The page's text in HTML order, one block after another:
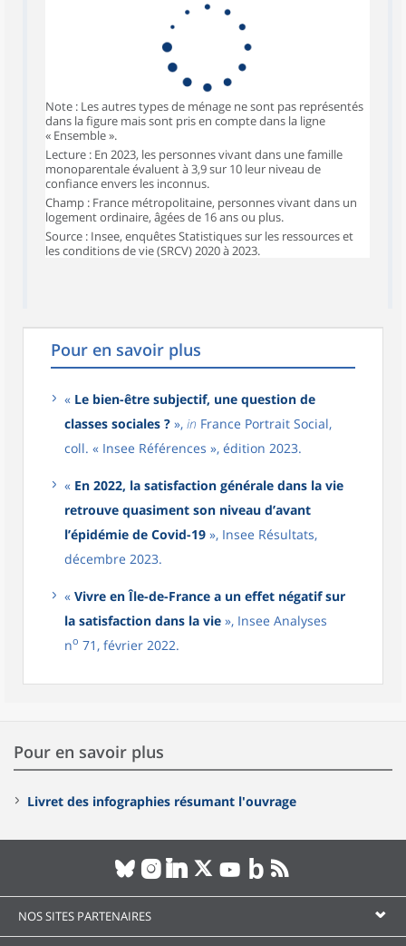
Note : Les autres types de ménage ne sont pas représentés
dans la figure mais sont pris en compte dans la ligne
« Ensemble ».
Lecture : En 2023, les personnes vivant dans une famille
monoparentale évaluent à 3,9 sur 10 leur niveau de
confiance envers les inconnus.
Champ : France métropolitaine, personnes vivant dans un
logement ordinaire, âgées de 16 ans ou plus.
Source : Insee, enquêtes Statistiques sur les ressources et
les conditions de vie (SRCV) 2020 à 2023.
Pour en savoir plus
« Le bien-être subjectif, une question de
classes sociales ? », in France Portrait Social,
coll. « Insee Références », édition 2023.
« En 2022, la satisfaction générale dans la vie
retrouve quasiment son niveau d’avant
l’épidémie de Covid-19 », Insee Résultats,
décembre 2023.
« Vivre en Île-de-France a un effet négatif sur
la satisfaction dans la vie », Insee Analyses
no 71, février 2022.
Pour en savoir plus
Livret des infographies résumant l'ouvrage
NOS SITES PARTENAIRES